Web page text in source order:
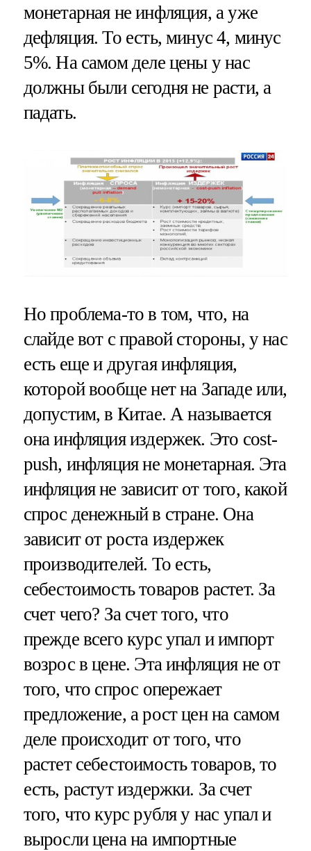
монетарная не инфляция, а уже
дефляция. То есть, минус 4, минус
5%. На самом деле цены у нас
должны были сегодня не расти, а
падать.
Но проблема-то в том, что, на
слайде вот с правой стороны, у нас
есть еще и другая инфляция,
которой вообще нет на Западе или,
допустим, в Китае. А называется
она инфляция издержек. Это cost-
push, инфляция не монетарная. Эта
инфляция не зависит от того, какой
спрос денежный в стране. Она
зависит от роста издержек
производителей. То есть,
себестоимость товаров растет. За
счет чего? За счет того, что
прежде всего курс упал и импорт
возрос в цене. Эта инфляция не от
того, что спрос опережает
предложение, а рост цен на самом
деле происходит от того, что
растет себестоимость товаров, то
есть, растут издержки. За счет
того, что курс рубля у нас упал и
выросли цена на импортные